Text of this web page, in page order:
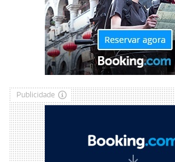
Publicidade